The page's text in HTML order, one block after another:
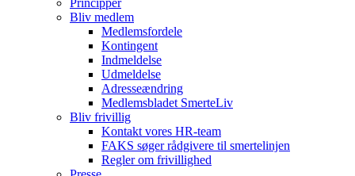
Principper
Bliv medlem
Medlemsfordele
Kontingent
Indmeldelse
Udmeldelse
Adresseændring
Medlemsbladet SmerteLiv
Bliv frivillig
Kontakt vores HR-team
FAKS søger rådgivere til smertelinjen
Regler om frivillighed